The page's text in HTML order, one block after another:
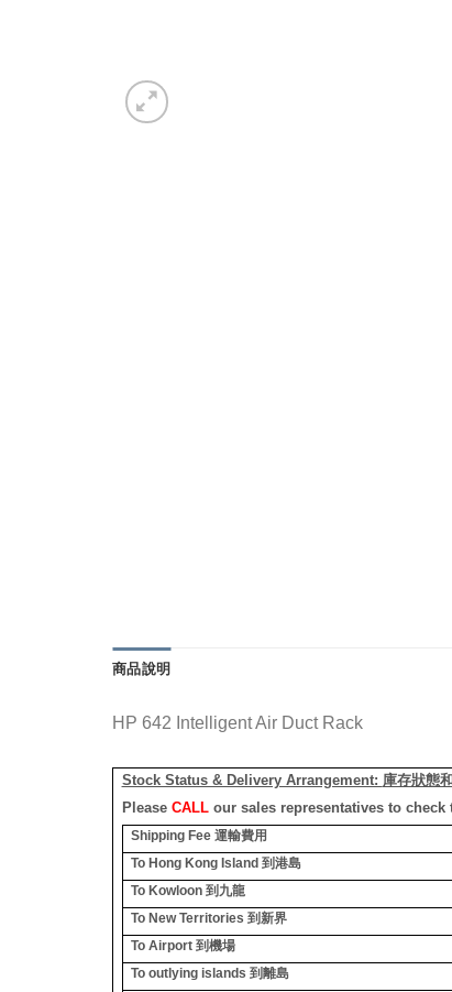
商品說明
HP 642 Intelligent Air Duct Rack
Stock Status & Delivery Arrangement: 庫存狀態
Please CALLour sales representatives to check
Shipping Fee 運輸費用
To Hong Kong Island 到港島
To Kowloon 到九龍
To New Territories 到新界
To Airport 到機場
To outlying islands 到離島